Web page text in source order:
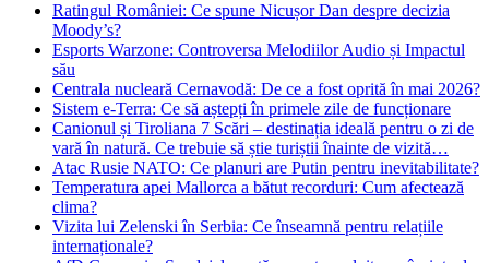
Ratingul României: Ce spune Nicușor Dan despre decizia
Moody’s?
Esports Warzone: Controversa Melodiilor Audio și Impactul
său
Centrala nucleară Cernavodă: De ce a fost oprită în mai 2026?
Sistem e-Terra: Ce să aștepți în primele zile de funcționare
Canionul și Tiroliana 7 Scări – destinația ideală pentru o zi de
vară în natură. Ce trebuie să știe turiștii înainte de vizită…
Atac Rusie NATO: Ce planuri are Putin pentru inevitabilitate?
Temperatura apei Mallorca a bătut recorduri: Cum afectează
clima?
Vizita lui Zelenski în Serbia: Ce înseamnă pentru relațiile
internaționale?